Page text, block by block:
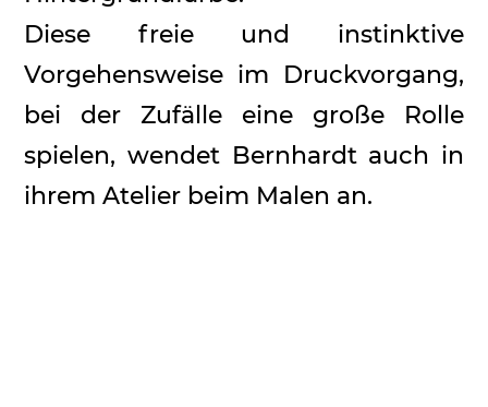
Diese freie und instinktive
Vorgehensweise im Druckvorgang,
bei der Zufälle eine große Rolle
spielen, wendet Bernhardt auch in
ihrem Atelier beim Malen an.